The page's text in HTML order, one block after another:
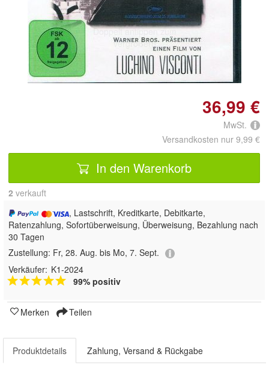
Doppelt antippen zum
vergrößern
36,99 €
MwSt.
Versandkosten nur 9,99 €
In den Warenkorb
2 verkauft
, Lastschrift, Kreditkarte, Debitkarte,
Ratenzahlung, Sofortüberweisung, Überweisung, Bezahlung nach
30 Tagen
Zustellung: Fr, 28. Aug. bis Mo, 7. Sept.
Verkäufer: K1-2024
99% positiv
Merken Teilen
Produktdetails Zahlung, Versand & Rückgabe